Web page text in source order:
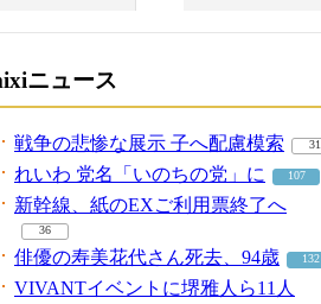
ニュース
戦争の悲惨な展示 子へ配慮模索 31
れいわ 党名「いのちの党」に 107
新幹線、紙のEXご利用票終了へ
36
俳優の寿美花代さん死去、94歳 132
VIVANTイベントに堺雅人ら11人